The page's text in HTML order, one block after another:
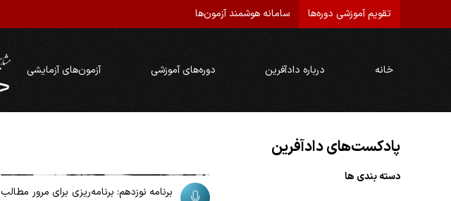
تقویم آموزشی دوره‌ها سامانه هوشمند آزمون‌ها
خانه درباره دادآفرین دوره‌های آموزشی آزمون‌های آزمایشی
پادکست‌های دادآفرین
دسته بندی ها
برنامه نوزدهم: برنامه‌ریزی برای مرور مطالب